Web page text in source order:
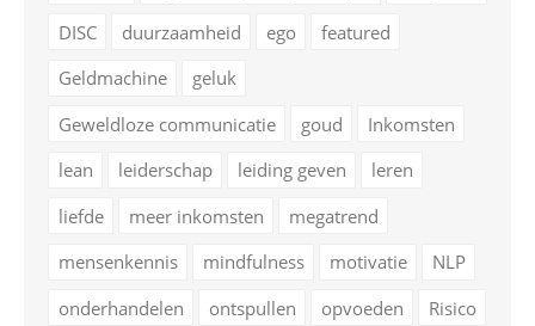
DISC
duurzaamheid ego
featured
Geldmachine
geluk
Geweldloze communicatie
goud
Inkomsten
lean
leiderschap leiding geven
leren
liefde
meer inkomsten
megatrend
mensenkennis
mindfulness motivatie
NLP
onderhandelen
ontspullen opvoeden
Risico